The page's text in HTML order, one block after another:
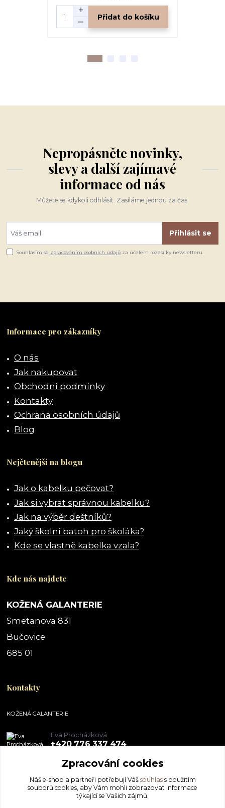
Přidat do košíku
Nepropásněte novinky,
slevy a další zajímavé
informace od nás
Můžete se kdykoli odhlásit. Zasíláme jednou za čas.
Přihlásit se
Souhlasím se zpracováním osobních údajů za účelem rozesílky newsletteru.
Informace pro zákazníky
O nás
Jak nakupovat
Obchodní podmínky
Kontakty
Ochrana osobních údajů
Blog
Nejčtenější na blogu
Jak o kabelku pečovat?
Jak si vybrat správnou kabelku?
Jak na výběr deštníků?
Jaký školní batoh pro školáka?
Kde se vlastně kabelka vzala?
Kde nás najdete
KOŽENÁ GALANTERIE
Smetanova 831
Bučovice
685 01
Kontakty
KOŽENÁ GALANTERIE
Eva Procházková
+420 776 337 474
obchod@pegal.cz
Zpracování cookies
Náš e-shop a partneři potřebují Váš souhlass použitím
souborů cookies, aby Vám mohli zobrazovat informace
týkající se Vašich zájmů.